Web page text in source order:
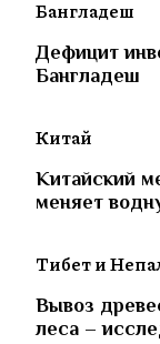
Бангладеш
Дефицит
Бангладеш
Китай
Китайский
меняет
Тибет и
Вывоз
леса –